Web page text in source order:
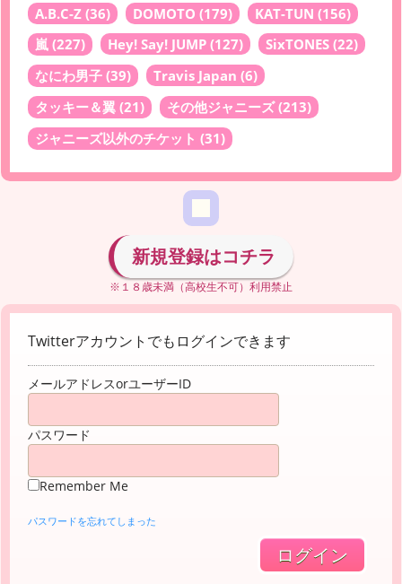
A.B.C-Z (36) DOMOTO (179) KAT-TUN (156)
嵐 (227) Hey! Say! JUMP (127) SixTONES (22)
なにわ男子 (39) Travis Japan (6)
タッキー＆翼 (21) その他ジャニーズ(213)
ジャニーズ以外のチケット (31)
新規登録はコチラ
※１８歳未満（高校生不可）利用禁止
Twitterアカウントでもログインできます
メールアドレスorユーザーID
パスワード
Remember Me
パスワードを忘れてしまった